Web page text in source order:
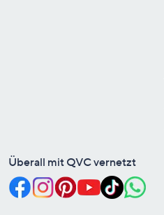
Überall mit QVC vernetzt